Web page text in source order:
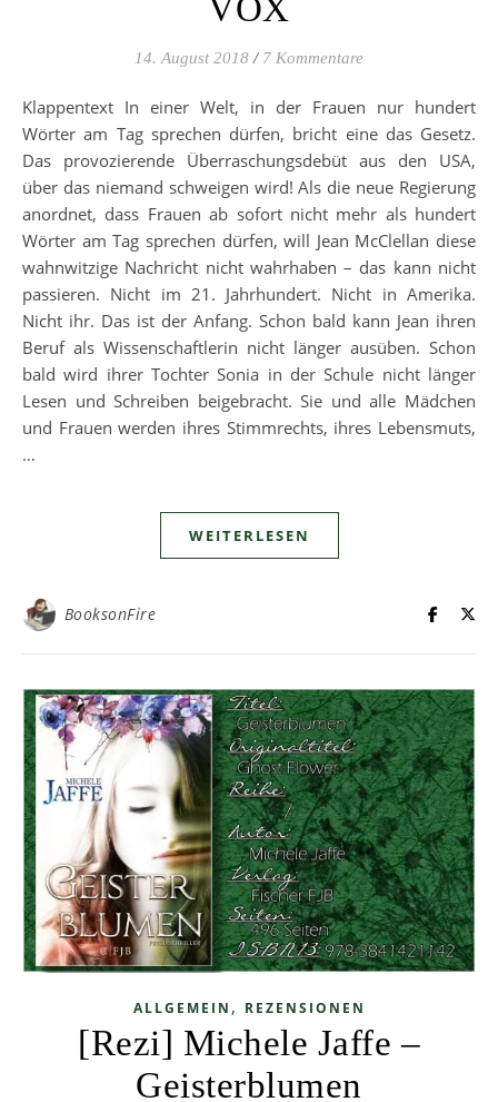
VOX
14. August 2018 / 7 Kommentare
Klappentext In einer Welt, in der Frauen nur hundert
Wörter am Tag sprechen dürfen, bricht eine das Gesetz.
Das provozierende Überraschungsdebüt aus den USA,
über das niemand schweigen wird! Als die neue Regierung
anordnet, dass Frauen ab sofort nicht mehr als hundert
Wörter am Tag sprechen dürfen, will Jean McClellan diese
wahnwitzige Nachricht nicht wahrhaben – das kann nicht
passieren. Nicht im 21. Jahrhundert. Nicht in Amerika.
Nicht ihr. Das ist der Anfang. Schon bald kann Jean ihren
Beruf als Wissenschaftlerin nicht länger ausüben. Schon
bald wird ihrer Tochter Sonia in der Schule nicht länger
Lesen und Schreiben beigebracht. Sie und alle Mädchen
und Frauen werden ihres Stimmrechts, ihres Lebensmuts,
…
WEITERLESEN
BooksonFire
ALLGEMEIN , REZENSIONEN
[Rezi] Michele Jaffe –
Geisterblumen